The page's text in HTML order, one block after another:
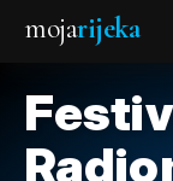
mojarijeka